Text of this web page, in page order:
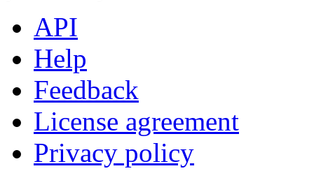
API
Help
Feedback
License agreement
Privacy policy